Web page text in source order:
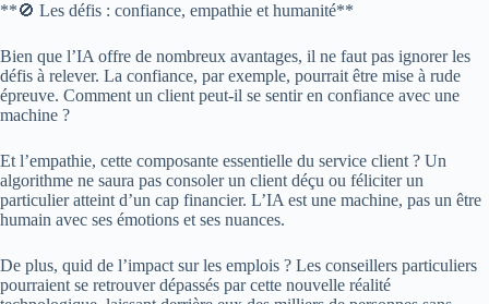
**🚫 Les défis : confiance, empathie et humanité**
Bien que l’IA offre de nombreux avantages, il ne faut pas ignorer les
défis à relever. La confiance, par exemple, pourrait être mise à rude
épreuve. Comment un client peut-il se sentir en confiance avec une
machine ?
Et l’empathie, cette composante essentielle du service client ? Un
algorithme ne saura pas consoler un client déçu ou féliciter un
particulier atteint d’un cap financier. L’IA est une machine, pas un être
humain avec ses émotions et ses nuances.
De plus, quid de l’impact sur les emplois ? Les conseillers particuliers
pourraient se retrouver dépassés par cette nouvelle réalité